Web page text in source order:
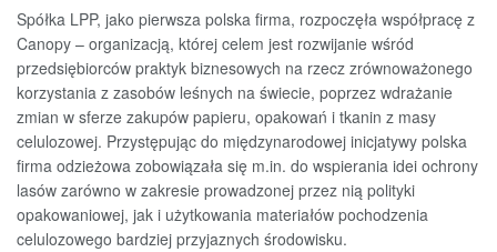
Spółka LPP, jako pierwsza polska firma, rozpoczęła współpracę z
Canopy – organizacją, której celem jest rozwijanie wśród
przedsiębiorców praktyk biznesowych na rzecz zrównoważonego
korzystania z zasobów leśnych na świecie, poprzez wdrażanie
zmian w sferze zakupów papieru, opakowań i tkanin z masy
celulozowej. Przystępując do międzynarodowej inicjatywy polska
firma odzieżowa zobowiązała się m.in. do wspierania idei ochrony
lasów zarówno w zakresie prowadzonej przez nią polityki
opakowaniowej, jak i użytkowania materiałów pochodzenia
celulozowego bardziej przyjaznych środowisku.